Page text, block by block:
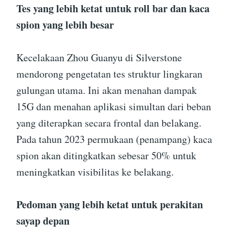
Tes yang lebih ketat untuk roll bar dan kaca
spion yang lebih besar
Kecelakaan Zhou Guanyu di Silverstone
mendorong pengetatan tes struktur lingkaran
gulungan utama. Ini akan menahan dampak
15G dan menahan aplikasi simultan dari beban
yang diterapkan secara frontal dan belakang.
Pada tahun 2023 permukaan (penampang) kaca
spion akan ditingkatkan sebesar 50% untuk
meningkatkan visibilitas ke belakang.
Pedoman yang lebih ketat untuk perakitan
sayap depan